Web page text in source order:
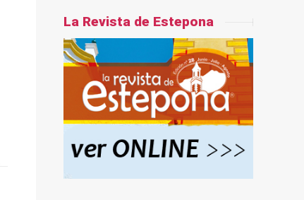
La Revista de Estepona